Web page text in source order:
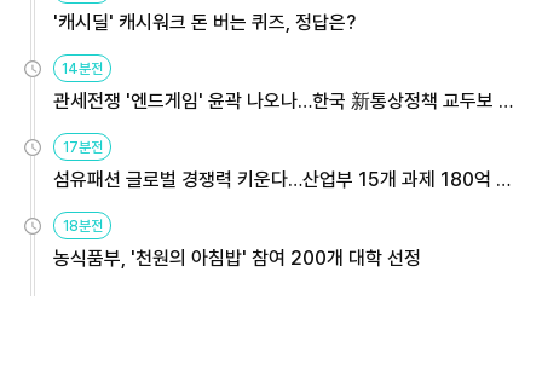
'캐시딜' 캐시워크 돈 버는 퀴즈, 정답은?
14분전
관세전쟁 '엔드게임' 윤곽 나오나…한국 新통상정책 교두보 활
17분전
섬유패션 글로벌 경쟁력 키운다…산업부 15개 과제 180억 지
18분전
농식품부, '천원의 아침밥' 참여 200개 대학 선정